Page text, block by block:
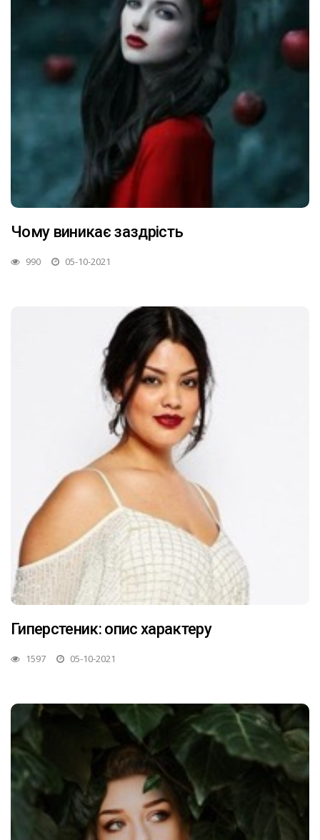
Чому виникає заздрість
990 05-10-2021
Гиперстеник: опис характеру
1597 05-10-2021